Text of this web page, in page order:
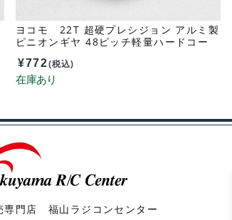
ヨコモ 22T 超硬プレシジョン アルミ製
ピニオンギヤ 48ピッチ軽量ハードコー
¥772(税込)
専門店 福山ラジコンセンター